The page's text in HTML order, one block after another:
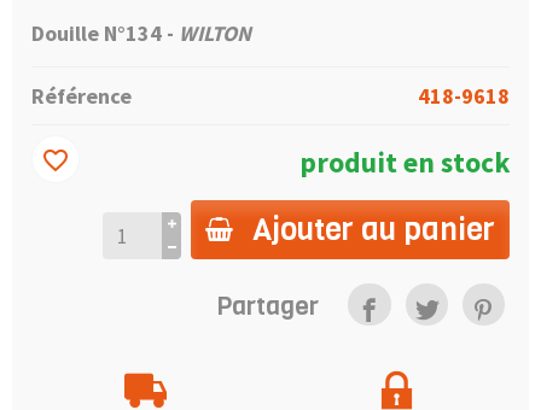
Douille N°134 - WILTON
Référence 418-9618
produit en stock
Ajouter au panier
favorite_border
Partager